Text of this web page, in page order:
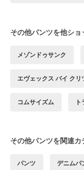
その他パンツを他ショ
メゾンドゥサンク
エヴェックス バイ クリ
コムサイズム
その他パンツを関連
パンツ デニムパ